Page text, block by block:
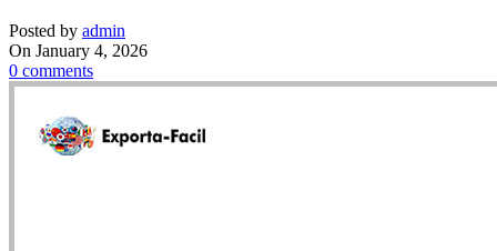
Posted by admin
On January 4, 2026
0 comments